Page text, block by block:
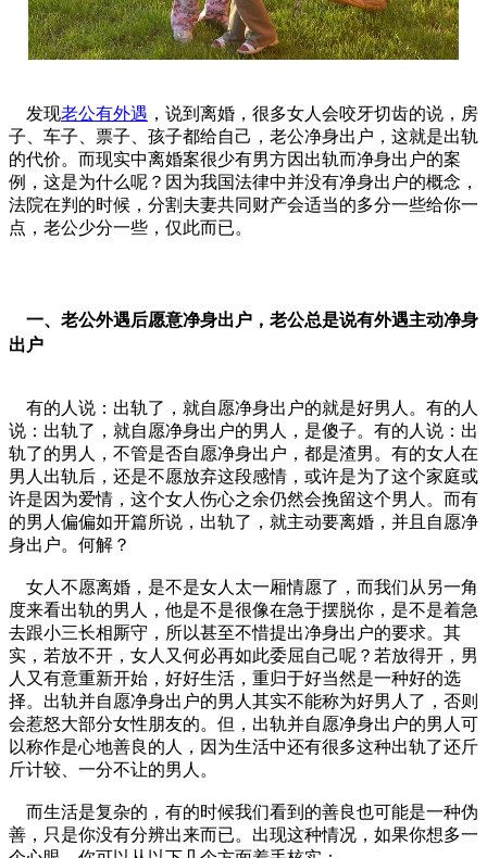
发现老公有外遇 ，说到离婚，很多女人会咬牙切齿的说，房
子、车子、票子、孩子都给自己，老公净身出户，这就是出轨
的代价。而现实中离婚案很少有男方因出轨而净身出户的案
例，这是为什么呢？因为我国法律中并没有净身出户的概念，
法院在判的时候，分割夫妻共同财产会适当的多分一些给你一
点，老公少分一些，仅此而已。
一、老公外遇后愿意净身出户，老公总是说有外遇主动净身
出户
有的人说：出轨了，就自愿净身出户的就是好男人。有的人
说：出轨了，就自愿净身出户的男人，是傻子。有的人说：出
轨了的男人，不管是否自愿净身出户，都是渣男。有的女人在
男人出轨后，还是不愿放弃这段感情，或许是为了这个家庭或
许是因为爱情，这个女人伤心之余仍然会挽留这个男人。而有
的男人偏偏如开篇所说，出轨了，就主动要离婚，并且自愿净
身出户。何解？
女人不愿离婚，是不是女人太一厢情愿了，而我们从另一角
度来看出轨的男人，他是不是很像在急于摆脱你，是不是着急
去跟小三长相厮守，所以甚至不惜提出净身出户的要求。其
实，若放不开，女人又何必再如此委屈自己呢？若放得开，男
人又有意重新开始，好好生活，重归于好当然是一种好的选
择。出轨并自愿净身出户的男人其实不能称为好男人了，否则
会惹怒大部分女性朋友的。但，出轨并自愿净身出户的男人可
以称作是心地善良的人，因为生活中还有很多这种出轨了还斤
斤计较、一分不让的男人。
而生活是复杂的，有的时候我们看到的善良也可能是一种伪
善，只是你没有分辨出来而已。出现这种情况，如果你想多一